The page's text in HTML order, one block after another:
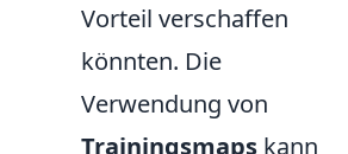
Vorteil verschaffen
könnten. Die
Verwendung von
Trainingsmaps kann